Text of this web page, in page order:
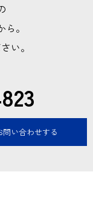
。
い。
問い合わせする